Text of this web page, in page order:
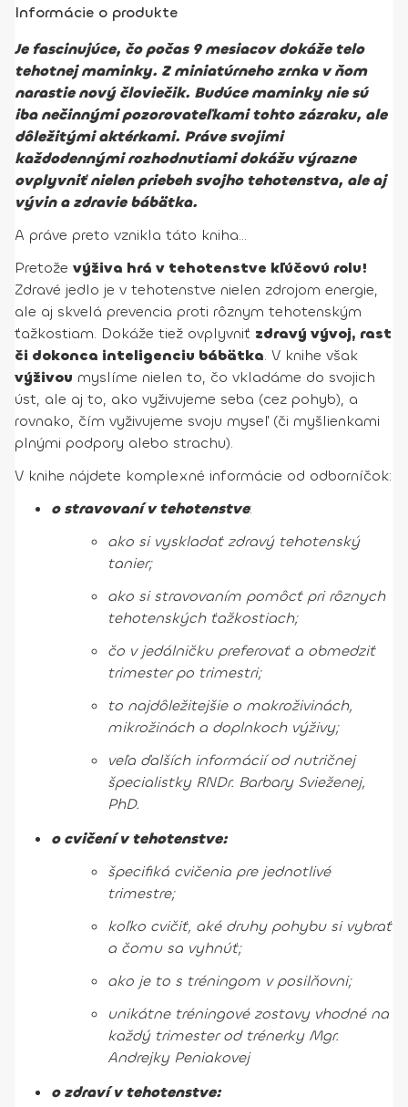
Informácie o produkte
Je fascinujúce, čo počas 9 mesiacov dokáže telo
tehotnej maminky. Z miniatúrneho zrnka v ňom
narastie nový človiečik. Budúce maminky nie sú
iba nečinnými pozorovateľkami tohto zázraku, ale
dôležitými aktérkami. Práve svojimi
každodennými rozhodnutiami dokážu výrazne
ovplyvniť nielen priebeh svojho tehotenstva, ale aj
vývin a zdravie bábätka.
A práve preto vznikla táto kniha…
Pretože výživa hrá v tehotenstve kľúčovú rolu!
Zdravé jedlo je v tehotenstve nielen zdrojom energie,
ale aj skvelá prevencia proti rôznym tehotenským
ťažkostiam. Dokáže tiež ovplyvniť zdravý vývoj, rast
či dokonca inteligenciu bábätka. V knihe však
výživou myslíme nielen to, čo vkladáme do svojich
úst, ale aj to, ako vyživujeme seba (cez pohyb), a
rovnako, čím vyživujeme svoju myseľ (či myšlienkami
plnými podpory alebo strachu).
V knihe nájdete komplexné informácie od odborníčok:
o stravovaní v tehotenstve:
ako si vyskladať zdravý tehotenský
tanier;
ako si stravovaním pomôcť pri rôznych
tehotenských ťažkostiach;
čo v jedálničku preferovať a obmedziť
trimester po trimestri;
to najdôležitejšie o makroživinách,
mikrožinách a doplnkoch výživy;
veľa ďalších informáciíod nutričnej
špecialistky RNDr. Barbary Svieženej,
PhD.
o cvičení v tehotenstve:
špecifiká cvičenia pre jednotlivé
trimestre;
koľko cvičiť, aké druhy pohybu si vybrať
a čomu sa vyhnúť;
ako je to s tréningom v posilňovni;
unikátne tréningové zostavy vhodné na
každý trimester od trénerky Mgr.
Andrejky Peniakovej
o zdraví v tehotenstve: